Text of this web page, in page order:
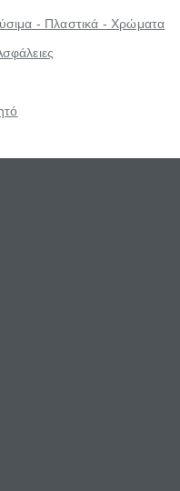
- Πλαστικά - Χρώματα